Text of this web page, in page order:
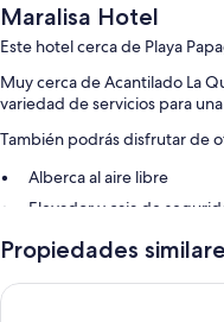
Maralisa Hotel
Este hotel cerca de Playa
Muy cerca de Acantilado La
variedad de servicios para
También podrás disfrutar de
Alberca al aire libre
Elevador y caja de
Propiedades
Copacabana Beach Hotel